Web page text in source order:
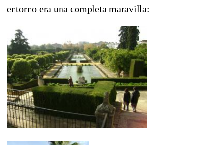
entorno era una completa maravilla: